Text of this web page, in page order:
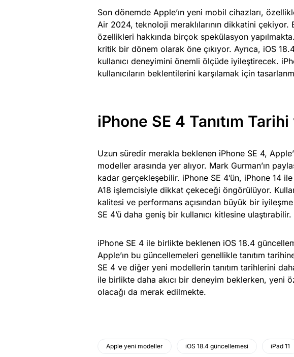
Son dönemde Apple’ın yeni mobil cihazları,
Air 2024, teknoloji meraklılarının dikkatini çekiyor.
özellikleri hakkında birçok spekülasyon
kritik bir dönem olarak öne çıkıyor. Ayrıca, iOS
kullanıcı deneyimini önemli ölçüde iyileştirecek.
kullanıcıların beklentilerini karşılamak için
iPhone SE 4 Tanıtım
Uzun süredir merakla beklenen iPhone SE 4,
modeller arasında yer alıyor. Mark Gurman’ın
kadar gerçekleşebilir. iPhone SE 4’ün, iPhone 14
A18 işlemcisiyle dikkat çekeceği öngörülüyor.
kalitesi ve performans açısından büyük bir
SE 4’ü daha geniş bir kullanıcı kitlesine ulaştırabilir.
iPhone SE 4 ile birlikte beklenen iOS 18.4
Apple’ın bu güncellemeleri genellikle tanıtım
SE 4 ve diğer yeni modellerin tanıtım tarihlerini
ile birlikte daha akıcı bir deneyim beklerken, yeni
olacağı da merak edilmekte.
Apple yeni modeller iOS 18.4 güncellemesi iPad 11